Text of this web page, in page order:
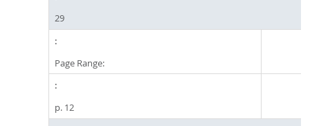
29
Page Range:
p. 12